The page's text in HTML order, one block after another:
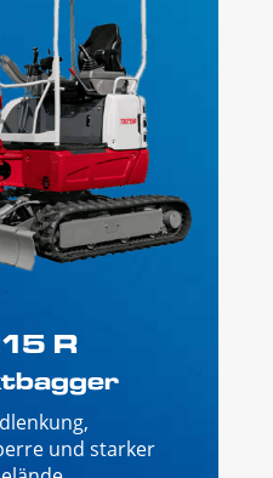
R
und starker